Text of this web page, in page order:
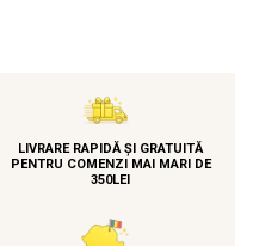
LIVRARE RAPIDĂ ȘI GRATUITĂ
PENTRU COMENZI MAI MARI DE
350LEI